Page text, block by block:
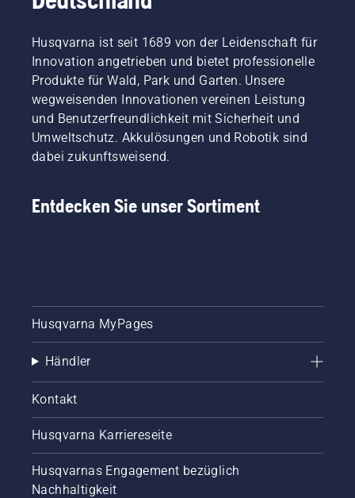
Husqvarna ist seit 1689 von der Leidenschaft für
Innovation angetrieben und bietet professionelle
Produkte für Wald, Park und Garten. Unsere
wegweisenden Innovationen vereinen Leistung
und Benutzerfreundlichkeit mit Sicherheit und
Umweltschutz. Akkulösungen und Robotik sind
dabei zukunftsweisend.
Entdecken Sie unser Sortiment
Husqvarna MyPages
Händler
Kontakt
Husqvarna Karriereseite
Husqvarnas Engagement bezüglich
Nachhaltigkeit